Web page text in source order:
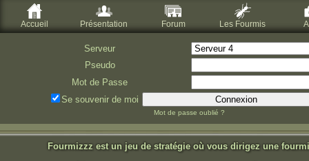
Serveur
Pseudo
Mot de Passe
Se souvenir de moi
Mot de passe oublié ?
Accueil Présentation Forum Les Fourmis
Fourmizzz est un jeu de stratégie où vous dirigez une